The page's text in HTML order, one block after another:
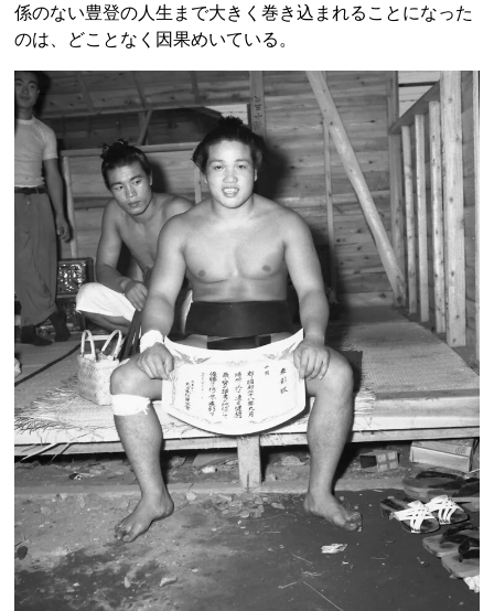
係のない豊登の人生まで大きく巻き込まれることになった
のは、どことなく因果めいている。